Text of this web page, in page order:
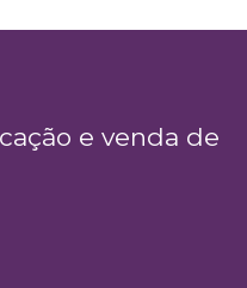
e venda de